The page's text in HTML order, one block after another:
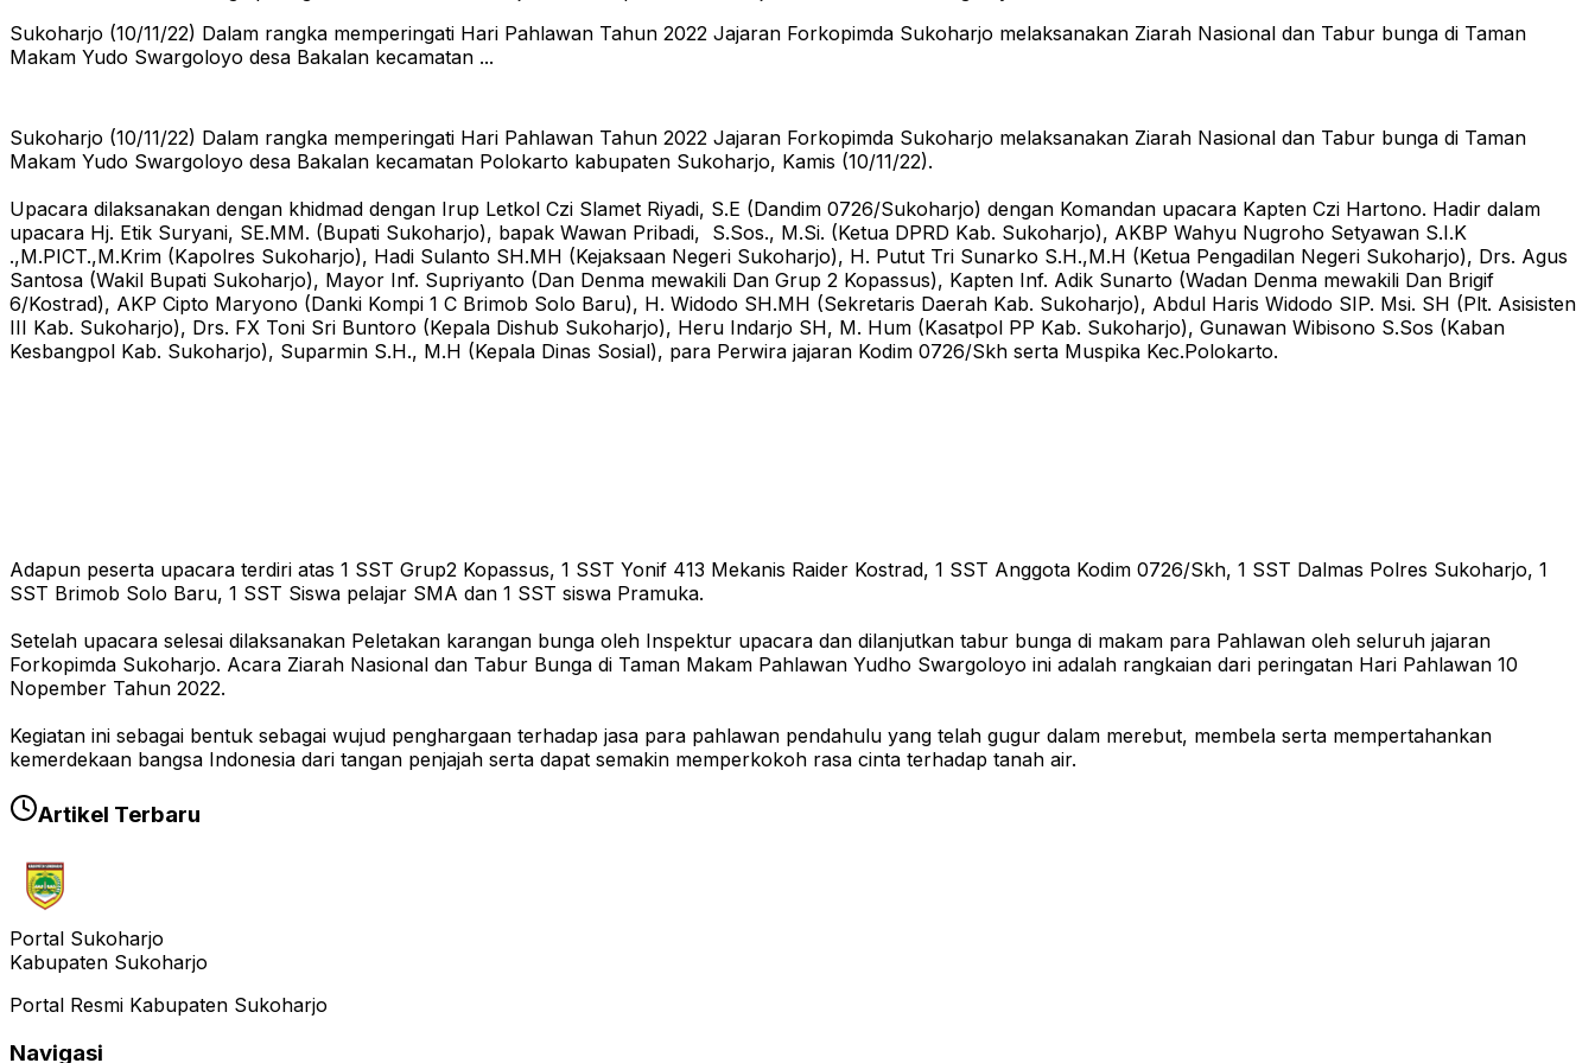
Sukoharjo (10/11/22) Dalam rangka memperingati Hari Pahlawan Tahun 2022 Jajaran Forkopimda Sukoharjo melaksanakan Ziarah Nasional dan Tabur bunga di Taman
Makam Yudo Swargoloyo desa Bakalan kecamatan ...
Sukoharjo (10/11/22) Dalam rangka memperingati Hari Pahlawan Tahun 2022 Jajaran Forkopimda Sukoharjo melaksanakan Ziarah Nasional dan Tabur bunga di Taman
Makam Yudo Swargoloyo desa Bakalan kecamatan Polokarto kabupaten Sukoharjo, Kamis (10/11/22).
Upacara dilaksanakan dengan khidmad dengan Irup Letkol Czi Slamet Riyadi, S.E (Dandim 0726/Sukoharjo) dengan Komandan upacara Kapten Czi Hartono. Hadir dalam
upacara Hj. Etik Suryani, SE.MM. (Bupati Sukoharjo), bapak Wawan Pribadi, S.Sos., M.Si. (Ketua DPRD Kab. Sukoharjo), AKBP Wahyu Nugroho Setyawan S.I.K
.,M.PICT.,M.Krim (Kapolres Sukoharjo), Hadi Sulanto SH.MH (Kejaksaan Negeri Sukoharjo), H. Putut Tri Sunarko S.H.,M.H (Ketua Pengadilan Negeri Sukoharjo), Drs. Agus
Santosa (Wakil Bupati Sukoharjo), Mayor Inf. Supriyanto (Dan Denma mewakili Dan Grup 2 Kopassus), Kapten Inf. Adik Sunarto (Wadan Denma mewakili Dan Brigif
6/Kostrad), AKP Cipto Maryono (Danki Kompi 1 C Brimob Solo Baru), H. Widodo SH.MH (Sekretaris Daerah Kab. Sukoharjo), Abdul Haris Widodo SIP. Msi. SH (Plt. Asisisten
III Kab. Sukoharjo), Drs. FX Toni Sri Buntoro (Kepala Dishub Sukoharjo), Heru Indarjo SH, M. Hum (Kasatpol PP Kab. Sukoharjo), Gunawan Wibisono S.Sos (Kaban
Kesbangpol Kab. Sukoharjo), Suparmin S.H., M.H (Kepala Dinas Sosial), para Perwira jajaran Kodim 0726/Skh serta Muspika Kec.Polokarto.
Adapun peserta upacara terdiri atas 1 SST Grup2 Kopassus, 1 SST Yonif 413 Mekanis Raider Kostrad, 1 SST Anggota Kodim 0726/Skh, 1 SST Dalmas Polres Sukoharjo, 1
SST Brimob Solo Baru, 1 SST Siswa pelajar SMA dan 1 SST siswa Pramuka.
Setelah upacara selesai dilaksanakan Peletakan karangan bunga oleh Inspektur upacara dan dilanjutkan tabur bunga di makam para Pahlawan oleh seluruh jajaran
Forkopimda Sukoharjo. Acara Ziarah Nasional dan Tabur Bunga di Taman Makam Pahlawan Yudho Swargoloyo ini adalah rangkaian dari peringatan Hari Pahlawan 10
Nopember Tahun 2022.
Kegiatan ini sebagai bentuk sebagai wujud penghargaan terhadap jasa para pahlawan pendahulu yang telah gugur dalam merebut, membela serta mempertahankan
kemerdekaan bangsa Indonesia dari tangan penjajah serta dapat semakin memperkokoh rasa cinta terhadap tanah air.
Artikel Terbaru
Portal Sukoharjo
Kabupaten Sukoharjo
Portal Resmi Kabupaten Sukoharjo
Navigasi